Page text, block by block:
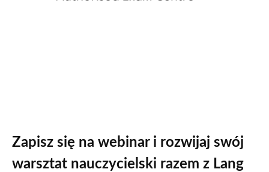
Zapisz się na webinar i rozwijaj swój
warsztat nauczycielski razem z Lang